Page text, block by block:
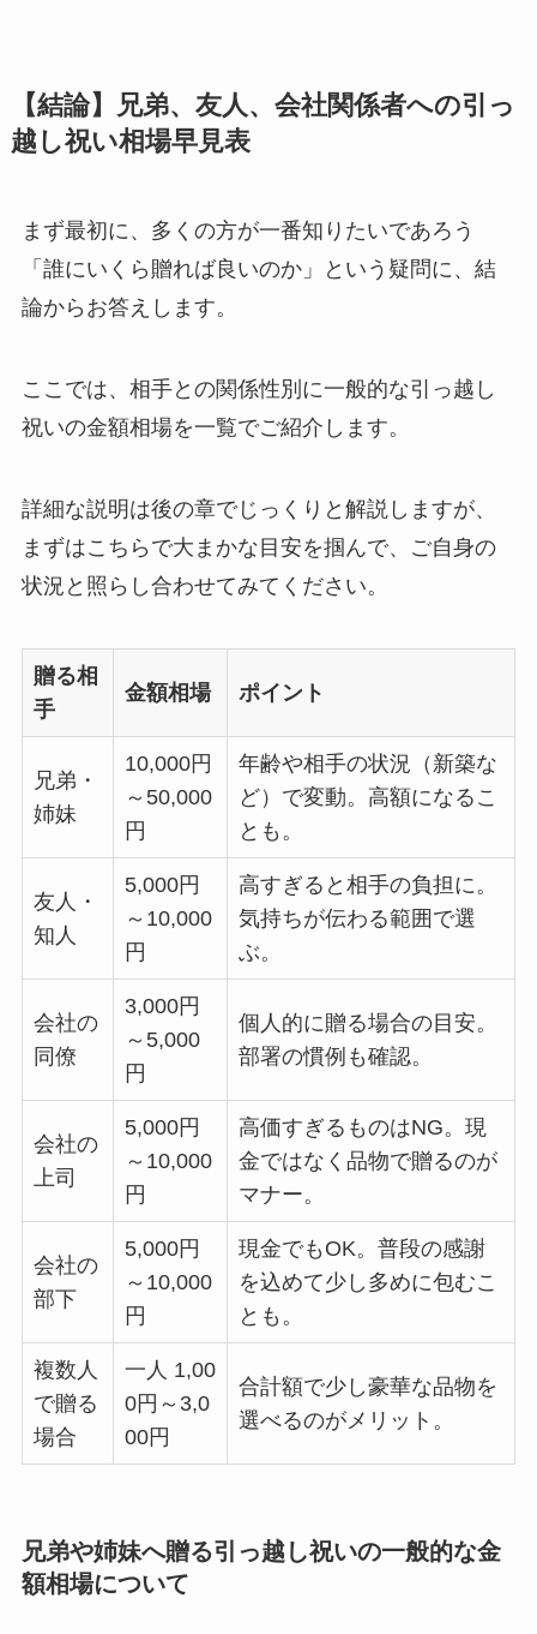
【結論】兄弟、友人、会社関係者への引っ
越し祝い相場早見表
まず最初に、多くの方が一番知りたいであろう
「誰にいくら贈れば良いのか」という疑問に、結
論からお答えします。
ここでは、相手との関係性別に一般的な引っ越し
祝いの金額相場を一覧でご紹介します。
詳細な説明は後の章でじっくりと解説しますが、
まずはこちらで大まかな目安を掴んで、ご自身の
状況と照らし合わせてみてください。
贈る相
手
金額相場 ポイント
兄弟・
姉妹
10,000円
～50,000
円
年齢や相手の状況（新築な
ど）で変動。高額になるこ
とも。
友人・
知人
5,000円
～10,000
円
高すぎると相手の負担に。
気持ちが伝わる範囲で選
ぶ。
会社の
同僚
3,000円
～5,000
円
個人的に贈る場合の目安。
部署の慣例も確認。
会社の
上司
5,000円
～10,000
円
高価すぎるものはNG。現
金ではなく品物で贈るのが
マナー。
会社の
部下
5,000円
～10,000
円
現金でもOK。普段の感謝
を込めて少し多めに包むこ
とも。
複数人
で贈る
場合
一人 1,00
0円～3,0
00円
合計額で少し豪華な品物を
選べるのがメリット。
兄弟や姉妹へ贈る引っ越し祝いの一般的な金
額相場について